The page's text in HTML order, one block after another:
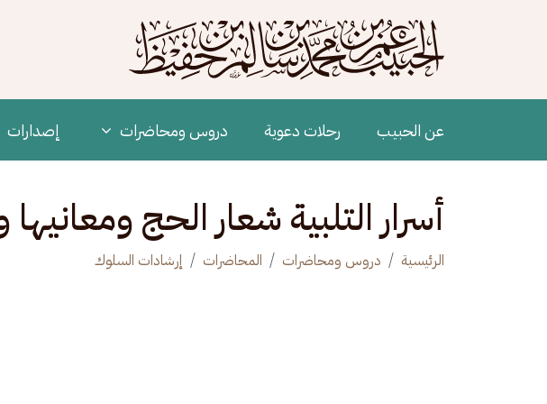
Main navigation
عن الحبيب رحلات دعوية دروس ومحاضرات ‫إصدارات
أسرار التلبية شعار الحج ومعانيها
الرئيسية دروس ومحاضرات المحاضرات إرشادات السلوك